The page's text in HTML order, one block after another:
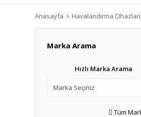
Anasayfa Havalandırma Cihazları
Marka Arama
Hızlı Marka Arama
Tüm